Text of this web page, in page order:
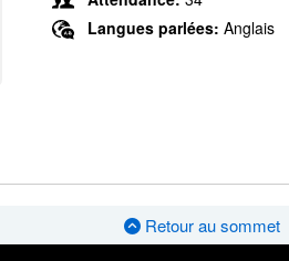
Langues parlées: Anglais
Retour au sommet